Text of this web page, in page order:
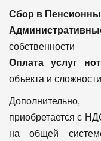
Сбор в
собственности
Оплата услуг
объекта и
приобретается с
на общей